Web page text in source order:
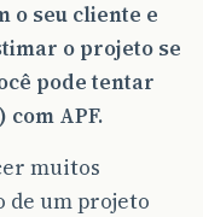
o seu cliente e
o projeto se
pode tentar
APF.
muitos
de um projeto